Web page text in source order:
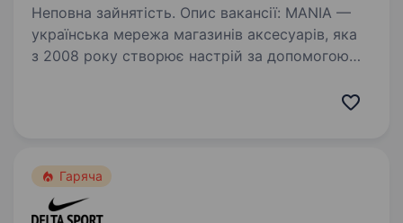
Неповна зайнятість. Опис вакансії: MANIA —
українська мережа магазинів аксесуарів, яка
з 2008 року створює настрій за допомогою
Гаряча